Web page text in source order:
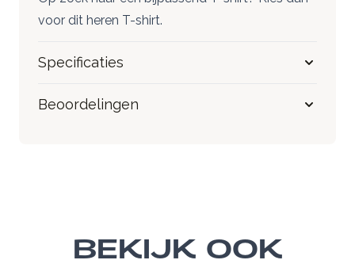
voor dit heren T-shirt.
Specificaties
Beoordelingen
BEKIJK OOK
Navigeren door de elementen van de carrousel is
Druk om carrousel over te slaan
Druk op om naar carrouselnavigatie te gaan